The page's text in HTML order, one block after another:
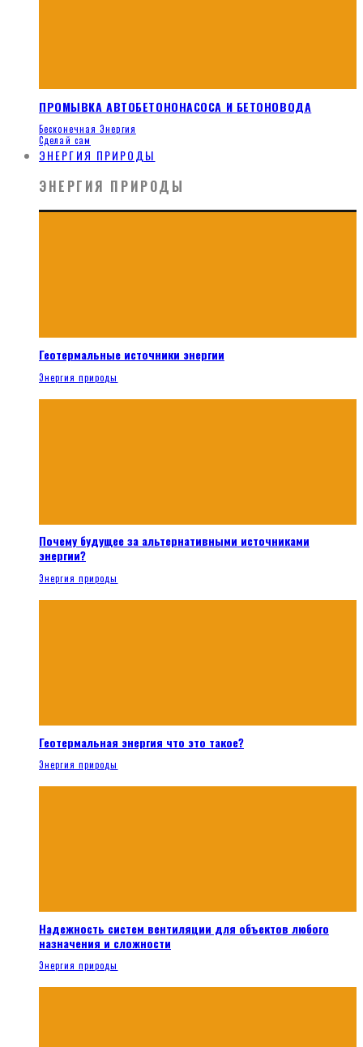
ПРОМЫВКА АВТОБЕТОНОНАСОСА И БЕТОНОВОДА
Бесконечная Энергия
Сделай сам
ЭНЕРГИЯ ПРИРОДЫ
ЭНЕРГИЯ ПРИРОДЫ
Геотермальные источники энергии
Энергия природы
Почему будущее за альтернативными источниками
энергии?
Энергия природы
Геотермальная энергия что это такое?
Энергия природы
Надежность систем вентиляции для объектов любого
назначения и сложности
Энергия природы